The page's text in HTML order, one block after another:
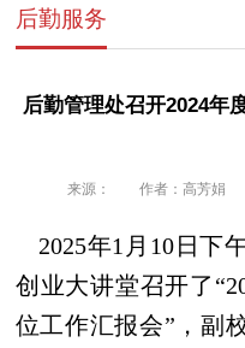
后勤服务
后勤管理处召开2024年
来源： 作者：高芳娟
2025年1月10日下
创业大讲堂召开了
位工作汇报会”，副